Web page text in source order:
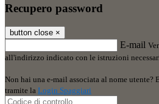
Recupero password
button close ×
E-mail
all'indirizzo indicato con le istruzioni
Non hai una e-mail associata al nome utente?
tramite la Login Spaggiari